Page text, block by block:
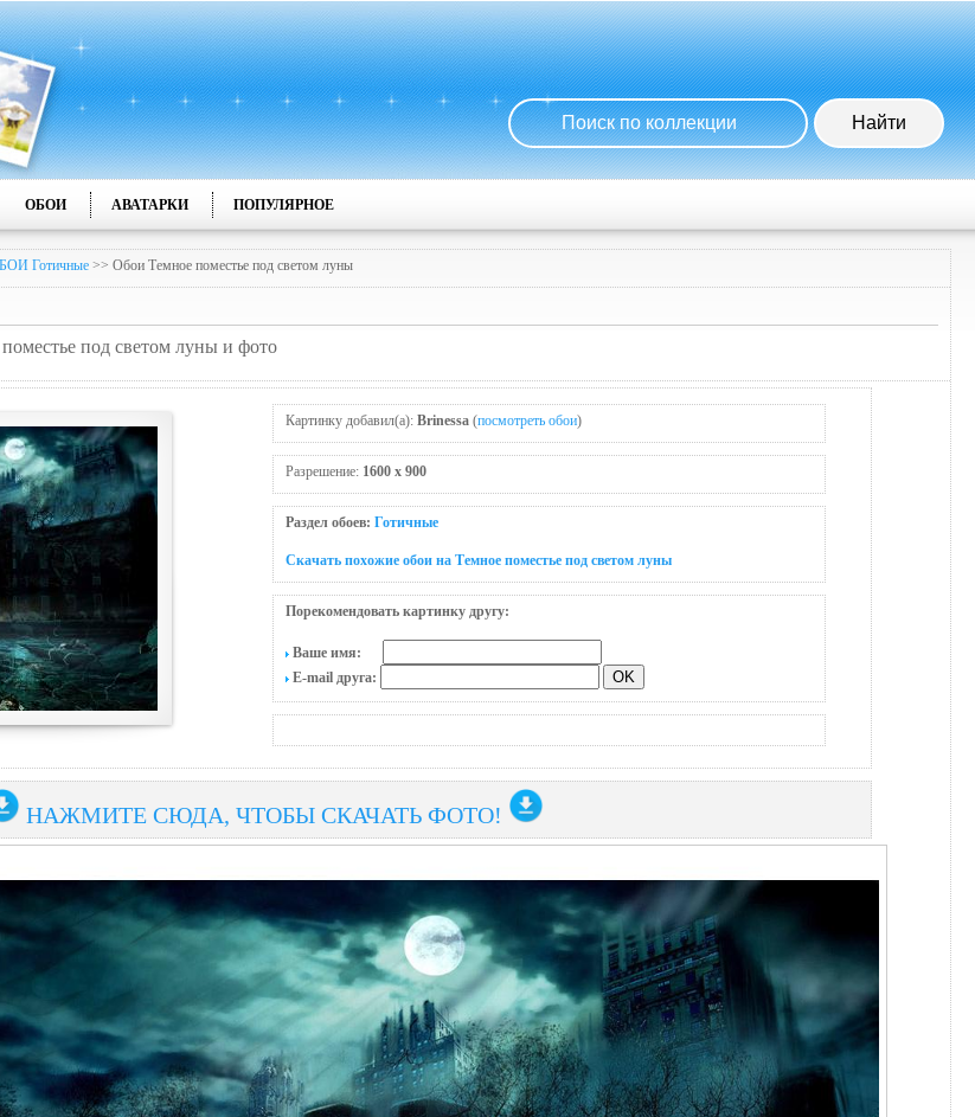
ОБОИ АВАТАРКИ ПОПУЛЯРНОЕ
Готичные >> Обои Темное поместье под светом луны
под светом луны и фото
Картинку добавил(а): Brinessa (посмотреть обои)
Разрешение: 1600 x 900
Раздел обоев: Готичные
Скачать похожие обои на Темное поместье под светом луны
Порекомендовать картинку другу:
Ваше имя:
E-mail друга:
НАЖМИТЕ СЮДА, ЧТОБЫ СКАЧАТЬ ФОТО!